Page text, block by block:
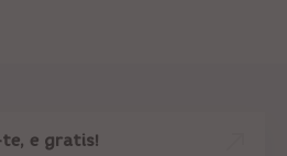
te, e gratis!